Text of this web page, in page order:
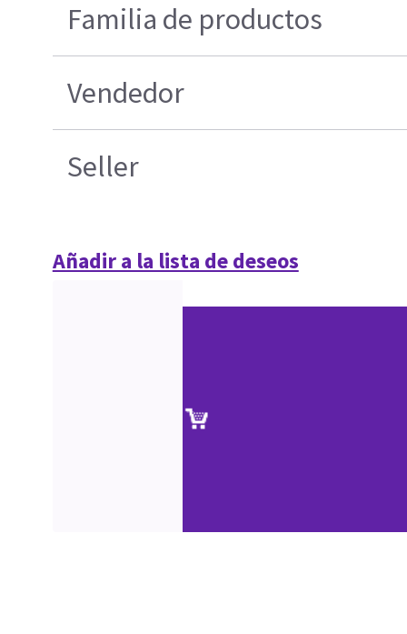
Familia de productos
Vendedor
Seller
Añadir a la lista de deseos